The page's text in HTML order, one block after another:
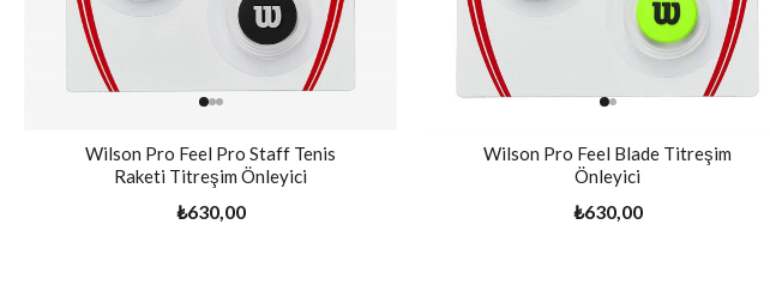
Wilson Pro Feel Pro Staff Tenis
Raketi Titreşim Önleyici
₺630,00
Wilson Pro Feel Blade Titreşim
Önleyici
₺630,00